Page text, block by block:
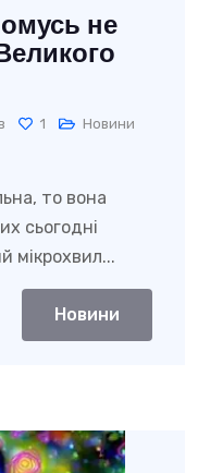
не
1
Новини
то вона
сьогодні
мікрохвил...
Новини